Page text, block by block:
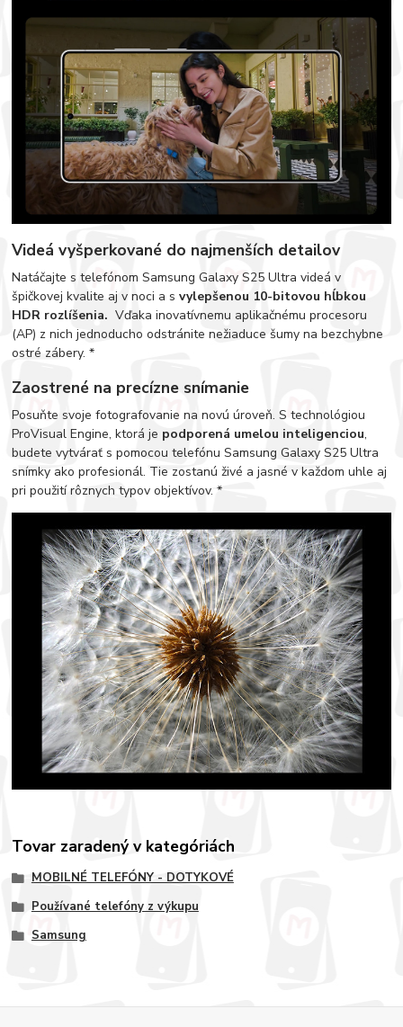
Videá vyšperkované do najmenších detailov
Natáčajte s telefónom Samsung Galaxy S25 Ultra videá v
špičkovej kvalite aj v noci a svylepšenou 10-bitovou hĺbkou
HDR rozlíšenia. Vďaka inovatívnemu aplikačnému procesoru
(AP) z nich jednoducho odstránite nežiaduce šumy na bezchybne
ostré zábery. *
Zaostrené na precízne snímanie
Posuňte svoje fotografovanie na novú úroveň. S technológiou
ProVisual Engine, ktorá je podporená umelou inteligenciou,
budete vytvárať s pomocou telefónu Samsung Galaxy S25 Ultra
snímky ako profesionál. Tie zostanú živé a jasné v každom uhle aj
pri použití rôznych typov objektívov. *
Tovar zaradený v kategóriách
MOBILNÉ TELEFÓNY - DOTYKOVÉ
Používané telefóny z výkupu
Samsung